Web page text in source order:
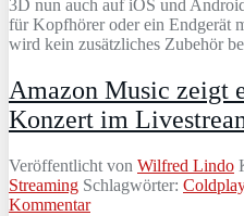
3D nun auch auf iOS und
für Kopfhörer oder ein Endgerät
wird kein zusätzliches Zubehör
Amazon Music zeigt
Konzert im
Veröffentlicht von Wilfred Lindo
Streaming Schlagwörter: Coldplay
Kommentar